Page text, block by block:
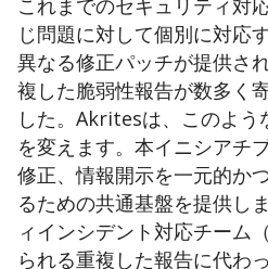
これまでのセキュリティ対
じ問題に対して個別に対応
異なる修正パッチが提供さ
複した脆弱性報告が数多く
した。 Akritesは、このよう
を変えます。本イニシアチ
修正、情報開示を一元的か
るための共通基盤を提供し
ィインシデント対応チーム
られる重複した報告に代わ